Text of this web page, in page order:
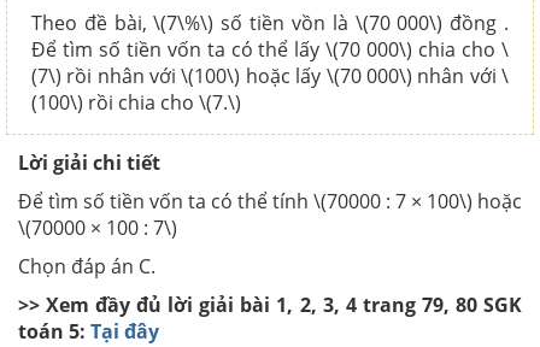
Theo đề bài, \(7\%\) số tiền vồn là \(70 000\) đồng .
Để tìm số tiền vốn ta có thể lấy \(70 000\) chia cho \
(7\) rồi nhân với \(100\) hoặc lấy \(70 000\) nhân với \
(100\) rồi chia cho \(7.\)
Lời giải chi tiết
Để tìm số tiền vốn ta có thể tính \(70000 : 7 × 100\) hoặc
\(70000 × 100 : 7\)
Chọn đáp án C.
>> Xem đầy đủ lời giải bài 1, 2, 3, 4 trang 79, 80 SGK
toán 5: Tại đây